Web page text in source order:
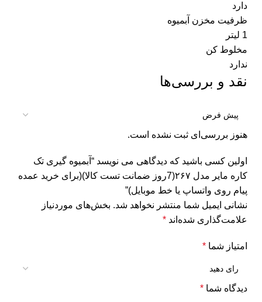
دارد
ظرفیت مخزن آبمیوه
1 لیتر
مخلوط کن
ندارد
نقد و بررسی‌ها
هنوز بررسی‌ای ثبت نشده است.
اولین کسی باشید که دیدگاهی می نویسد “آبمیوه گیری تک
کاره مایر مدل ۲۶۷(7روز ضمانت تست کالا)(برای خرید عمده
پیام روی واتساپ یا خط موبایل)”
نشانی ایمیل شما منتشر نخواهد شد. بخش‌های موردنیاز
علامت‌گذاری شده‌اند *
امتیاز شما *
دیدگاه شما *